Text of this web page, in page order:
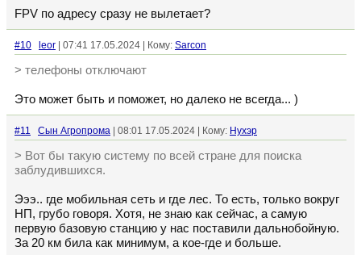
FPV по адресу сразу не вылетает?
#10 leor | 07:41 17.05.2024 | Кому: Sarcon
> телефоны отключают
Это может быть и поможет, но далеко не всегда... )
#11 Сын Агропрома | 08:01 17.05.2024 | Кому: Нухэр
> Вот бы такую систему по всей стране для поиска
заблудившихся.
Эээ.. где мобильная сеть и где лес. То есть, только вокруг
НП, грубо говоря. Хотя, не знаю как сейчас, а самую
первую базовую станцию у нас поставили дальнобойную.
За 20 км била как минимум, а кое-где и больше.